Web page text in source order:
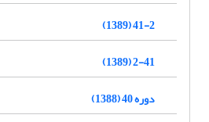
41-2 (1389)
2-41 (1389)
دوره 40 (1388)